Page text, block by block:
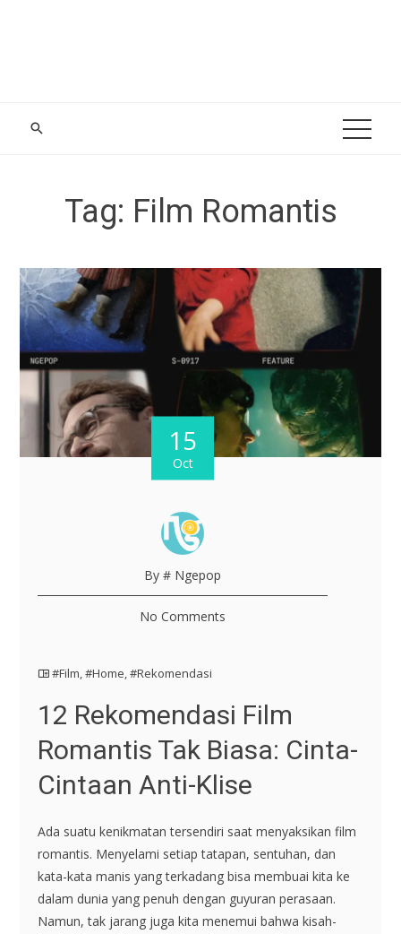
Tag: Film Romantis
15
Oct
By # Ngepop
No Comments
#Film,#Home,#Rekomendasi
12 Rekomendasi Film
Romantis Tak Biasa: Cinta-
Cintaan Anti-Klise
Ada suatu kenikmatan tersendiri saat menyaksikan film
romantis. Menyelami setiap tatapan, sentuhan, dan
kata-kata manis yang terkadang bisa membuai kita ke
dalam dunia yang penuh dengan guyuran perasaan.
Namun, tak jarang juga kita menemui bahwa kisah-